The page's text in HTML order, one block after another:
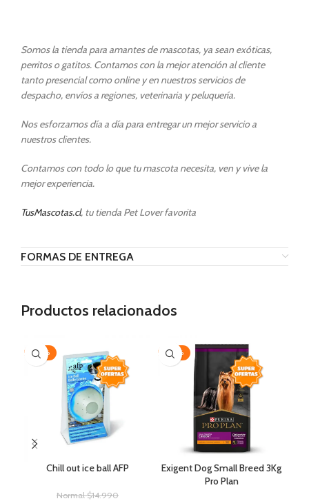
Somos la tienda para amantes de mascotas, ya sean exóticas,
perritos o gatitos. Contamos con la mejor atención al cliente
tanto presencial como online y en nuestros servicios de
despacho, envíos a regiones, veterinaria y peluquería.
Nos esforzamos día a día para entregar un mejor servicio a
nuestros clientes.
Contamos con todo lo que tu mascota necesita, ven y vive la
mejor experiencia.
TusMascotas.cl, tu tienda Pet Lover favorita
FORMAS DE ENTREGA
Productos relacionados
-20%
Chill out ice ball AFP
Normal$14.990
-20%
Exigent Dog Small Breed 3Kg
Pro Plan